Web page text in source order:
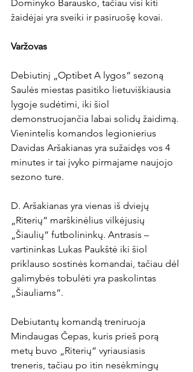
Dominyko Barausko, tačiau visi kiti
žaidėjai yra sveiki ir pasiruošę kovai.
Varžovas
Debiutinį „Optibet A lygos“ sezoną
Saulės miestas pasitiko lietuviškiausia
lygoje sudėtimi, iki šiol
demonstruojančia labai solidų žaidimą.
Vienintelis komandos legionierius
Davidas Aršakianas yra sužaidęs vos 4
minutes ir tai įvyko pirmajame naujojo
sezono ture.
D. Aršakianas yra vienas iš dviejų
„Riterių“ marškinėlius vilkėjusių
„Šiaulių“ futbolininkų. Antrasis –
vartininkas Lukas Paukštė iki šiol
priklauso sostinės komandai, tačiau dėl
galimybės tobulėti yra paskolintas
„Šiauliams“.
Debiutantų komandą treniruoja
Mindaugas Čepas, kuris prieš porą
metų buvo „Riterių“ vyriausiasis
treneris, tačiau po itin nesėkmingų